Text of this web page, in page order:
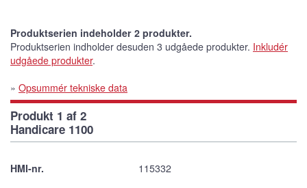
Produktserien indeholder 2 produkter.
Produktserien indholder desuden 3 udgåede produkter. Inkludér
udgåede produkter.
» Opsummér tekniske data
Produkt 1 af 2
Handicare 1100
HMI-nr.
115332